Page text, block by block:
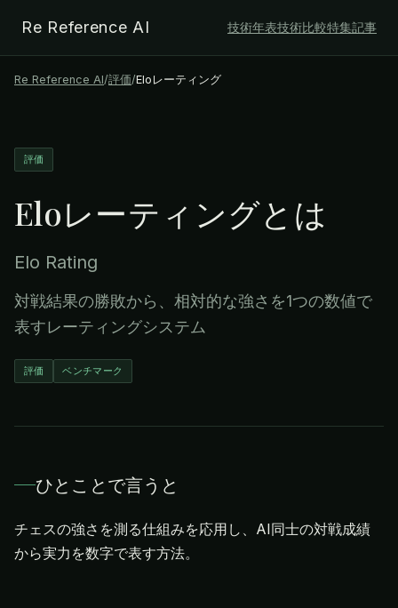
Re Reference AI 技術年表技術比較特集記事
Re Reference AI/評価/Eloレーティング
評価
Eloレーティングとは
Elo Rating
対戦結果の勝敗から、相対的な強さを1つの数値で
表すレーティングシステム
評価 ベンチマーク
ひとことで言うと
チェスの強さを測る仕組みを応用し、AI同士の対戦成績
から実力を数字で表す方法。